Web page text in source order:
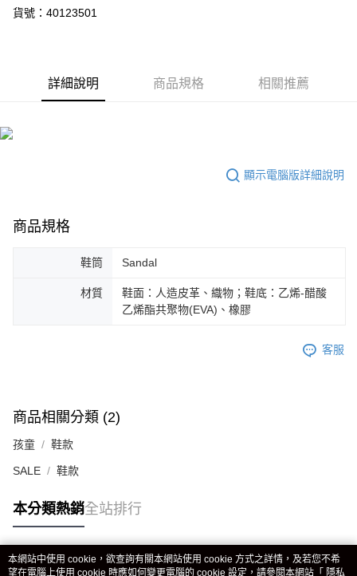
Google Pay
運送方式
貨號：40123501
詳細說明 商品規格 相關推薦
顯示電腦版詳細說明
商品規格
鞋筒 Sandal
材質
鞋面：人造皮革、織物；鞋底：乙烯-醋酸
乙烯酯共聚物(EVA)、橡膠
客服
商品相關分類 (2)
孩童 鞋款
SALE 鞋款
本分類熱銷全站排行
熱門標籤
本網站中使用 cookie，欲查詢有關本網站使用 cookie 方式之詳情，及若您不希
望在電腦上使用 cookie 時應如何變更電腦的 cookie 設定，請參閱本網站「 隱私